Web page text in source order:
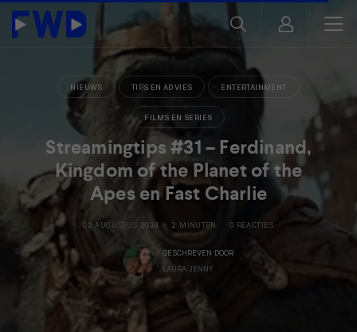
NIEUWS TIPS EN ADVIES ENTERTAINMENT
FILMS EN SERIES
Streamingtips #31 – Ferdinand,
Kingdom of the Planet of the
Apes en Fast Charlie
02 AUGUSTUS 2024 2 MINUTEN 0 REACTIES
GESCHREVEN DOOR
LAURA JENNY